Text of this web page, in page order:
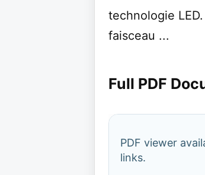
technologie
faisceau ...
Full PDF
PDF viewer
links.